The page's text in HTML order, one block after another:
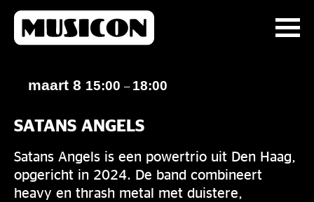
maart 8 15:00 – 18:00
SATANS ANGELS
Satans Angels is een powertrio uit Den Haag,
opgericht in 2024. De band combineert
heavy en thrash metal met duistere,